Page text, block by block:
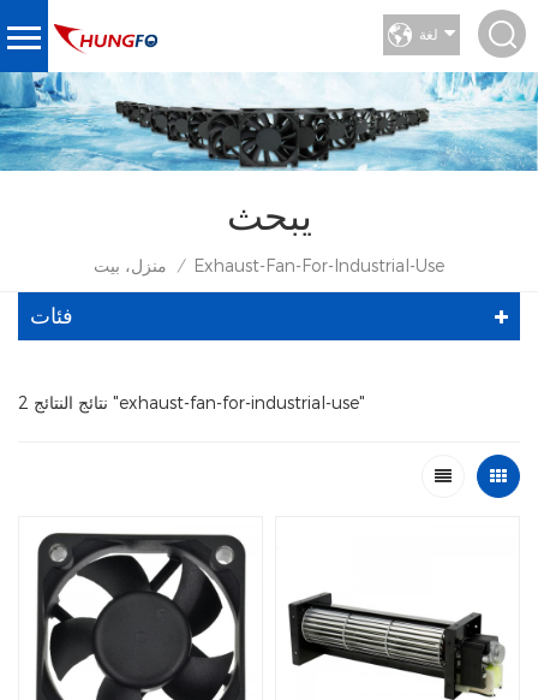
لغة
يبحث
منزل، بيت / Exhaust-Fan-For-Industrial-Use
فئات
2 نتائج النتائج "exhaust-fan-for-industrial-use"